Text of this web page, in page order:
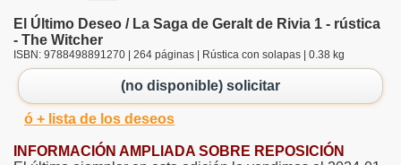
El Último Deseo / La Saga de Geralt de Rivia 1 - rústica
- The Witcher
ISBN: 9788498891270 | 264 páginas | Rústica con solapas | 0.38 kg
(no disponible) solicitar
ó + lista de los deseos
INFORMACIÓN AMPLIADA SOBRE REPOSICIÓN